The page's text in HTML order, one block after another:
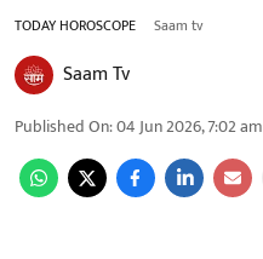
TODAY HOROSCOPE Saam tv
Saam Tv
Published On:04 Jun 2026, 7:02 am